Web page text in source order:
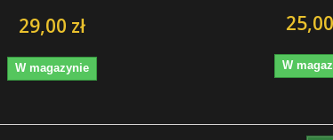
29,00 zł
W magazynie W